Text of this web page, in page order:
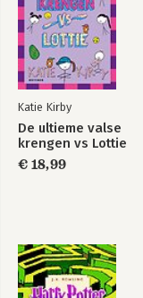
Katie Kirby
De ultieme valse
krengen vs Lottie
€ 18,99